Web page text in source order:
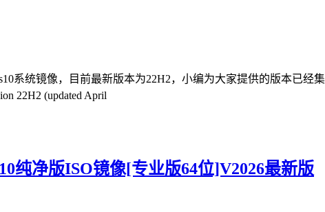
系统镜像，目前最新版本为22H2，小编为大家提供的版本已经
22H2 (updated April
纯净版ISO镜像[专业版64位]V2026最新版